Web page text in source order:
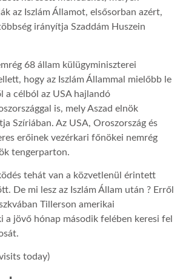
az Iszlám Államot, elsősorban azért,
irányítja Szaddám Huszein
68 állam külügyminiszterei
hogy az Iszlám Állammal mielőbb le
a célból az USA hajlandó
is, mely Aszad elnök
Szíriában. Az USA, Oroszország és
erőinek vezérkari főnökei nemrég
tengerparton.
tehát van a közvetlenül érintett
De mi lesz az Iszlám Állam után ? Erről
Tillerson amerikai
a jövő hónap második felében keresi fel
today)